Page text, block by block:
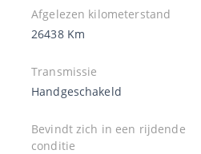
Afgelezen kilometerstand
26438 Km
Transmissie
Handgeschakeld
Bevindt zich in een rijdende
conditie